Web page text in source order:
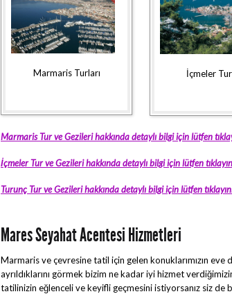
Marmaris Turları İçmeler
Marmaris Tur ve Gezileri hakkında detaylı bilgi için lütfen
İçmeler Tur ve Gezileri hakkında detaylı bilgi için lütfen
Turunç Tur ve Gezileri hakkında detaylı bilgi için lütfen
Mares Seyahat Acentesi Hizmetleri
Marmaris ve çevresine tatil için gelen konuklarımızın
ayrıldıklarını görmek bizim ne kadar iyi hizmet
tatilinizin eğlenceli ve keyifli geçmesini istiyorsanız siz de